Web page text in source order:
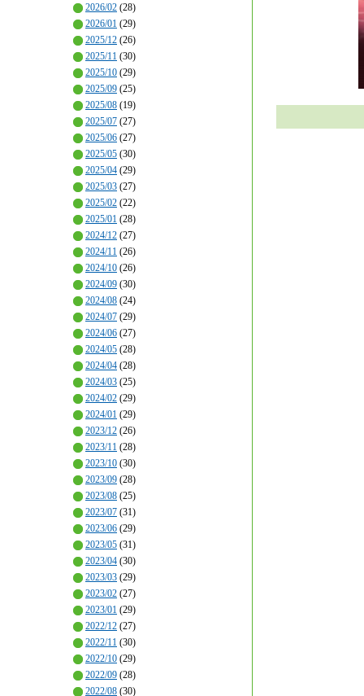
2026/02 (28)
2026/01 (29)
2025/12 (26)
2025/11 (30)
2025/10 (29)
2025/09 (25)
2025/08 (19)
2025/07 (27)
2025/06 (27)
2025/05 (30)
2025/04 (29)
2025/03 (27)
2025/02 (22)
2025/01 (28)
2024/12 (27)
2024/11 (26)
2024/10 (26)
2024/09 (30)
2024/08 (24)
2024/07 (29)
2024/06 (27)
2024/05 (28)
2024/04 (28)
2024/03 (25)
2024/02 (29)
2024/01 (29)
2023/12 (26)
2023/11 (28)
2023/10 (30)
2023/09 (28)
2023/08 (25)
2023/07 (31)
2023/06 (29)
2023/05 (31)
2023/04 (30)
2023/03 (29)
2023/02 (27)
2023/01 (29)
2022/12 (27)
2022/11 (30)
2022/10 (29)
2022/09 (28)
2022/08 (30)